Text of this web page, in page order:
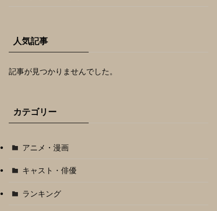
人気記事
記事が見つかりませんでした。
カテゴリー
アニメ・漫画
キャスト・俳優
ランキング